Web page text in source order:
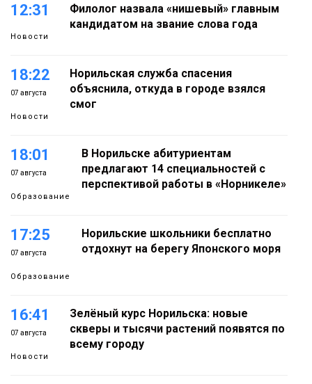
12:31
Новости
Филолог назвала «нишевый» главным
кандидатом на звание слова года
18:22
07 августа
Новости
Норильская служба спасения
объяснила, откуда в городе взялся
смог
18:01
07 августа
Образование
В Норильске абитуриентам
предлагают 14 специальностей с
перспективой работы в «Норникеле»
17:25
07 августа
Образование
Норильские школьники бесплатно
отдохнут на берегу Японского моря
16:41
07 августа
Новости
Зелёный курс Норильска: новые
скверы и тысячи растений появятся по
всему городу